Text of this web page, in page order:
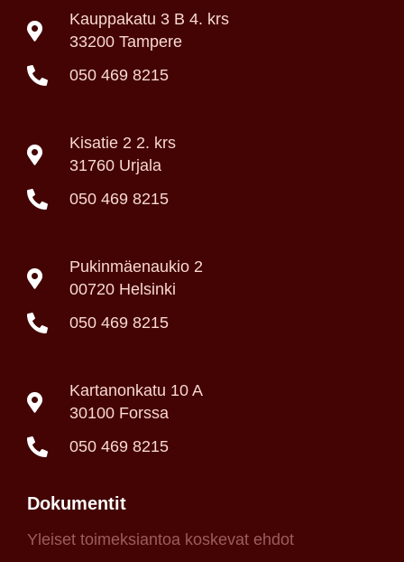
Kauppakatu 3 B 4. krs
33200 Tampere
050 469 8215
Kisatie 2 2. krs
31760 Urjala
050 469 8215
Pukinmäenaukio 2
00720 Helsinki
050 469 8215
Kartanonkatu 10 A
30100 Forssa
050 469 8215
Dokumentit
Yleiset toimeksiantoa koskevat ehdot